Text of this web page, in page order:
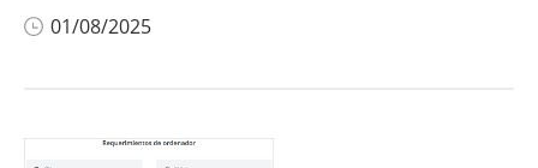
01/08/2025